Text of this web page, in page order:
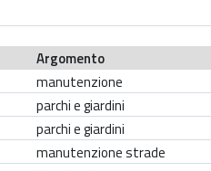
Argomento
manutenzione
parchi e giardini
parchi e giardini
manutenzione strade